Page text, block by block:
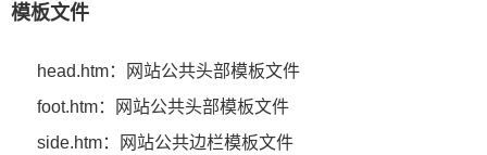
模板文件
head.htm：网站公共头部模板文件
foot.htm：网站公共头部模板文件
side.htm：网站公共边栏模板文件